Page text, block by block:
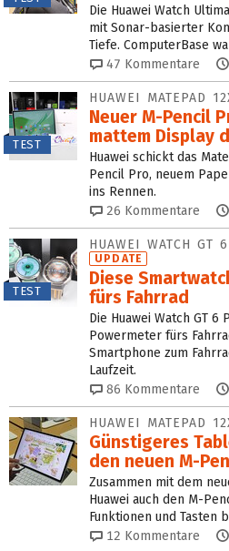
Die Huawei Watch
mit Sonar-basierter
Tiefe. ComputerBase
47 Kommentare
TEST
HUAWEI MATEPAD
Neuer M-Pencil
mattem Display
Huawei schickt das
Pencil Pro, neuem
ins Rennen.
26 Kommentare
TEST
HUAWEI WATCH GT
UPDATE
Diese
fürs Fahrrad
Die Huawei Watch GT 6
Powermeter fürs
Smartphone zum
Laufzeit.
86 Kommentare
HUAWEI MATEPAD
Günstigeres
den neuen M-
Zusammen mit dem
Huawei auch den M-
Funktionen und Tasten
12 Kommentare